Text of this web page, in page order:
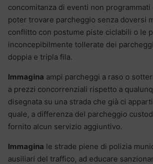
concomitanza di eventi non programmati
poter trovare parcheggio senza doversi
conflitto con postume piste ciclabili o le
inconcepibilmente tollerate dei
doppia e tripla fila.
Immagina ampi parcheggi a raso o
a prezzi concorrenziali rispetto a
disegnata su una strada che già ci
quale, a differenza del parcheggio
fornito alcun servizio aggiuntivo.
Immagina le strade piene di polizia
ausiliari del traffico, ad educare